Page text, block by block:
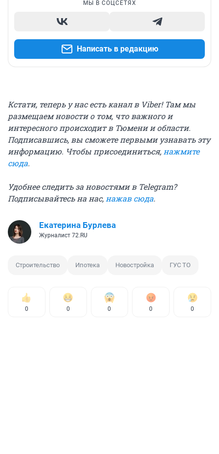
МЫ В СОЦСЕТЯХ
Написать в редакцию
Кстати, теперь у нас есть канал в Viber! Там мы
размещаем новости о том, что важного и
интересного происходит в Тюмени и области.
Подписавшись, вы сможете первыми узнавать эту
информацию. Чтобы присоединиться,нажмите
сюда.
Удобнее следить за новостями в Telegram?
Подписывайтесь на нас,нажав сюда.
Екатерина Бурлева
Журналист 72.RU
Строительство Ипотека Новостройка ГУС ТО
0 0 0 0 0